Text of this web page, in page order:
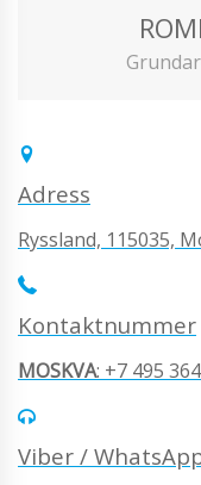
Adress
Ryssland, 115035,
Kontaktnummer
MOSKVA: +7 495
Viber /